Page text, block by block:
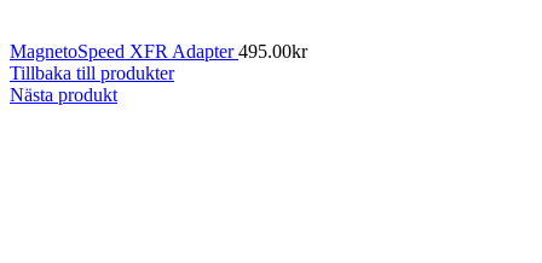
MagnetoSpeed XFR Adapter495.00kr
Tillbaka till produkter
Nästa produkt